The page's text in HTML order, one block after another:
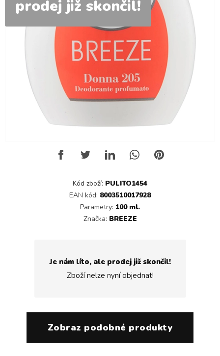
prodej již skončil!
Kód zboží: PULITO1454
EAN kód: 8003510017928
Parametry: 100 ml.
Značka: BREEZE
Je nám líto, ale prodej již skončil!
Zboží nelze nyní objednat!
Zobraz podobné produkty